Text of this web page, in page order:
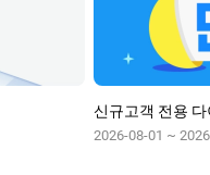
2026-08-01 ~